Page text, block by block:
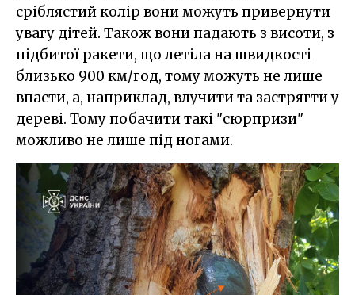
сріблястий колір вони можуть привернути
увагу дітей. Також вони падають з висоти, з
підбитої ракети, що летіла на швидкості
близько 900 км/год, тому можуть не лише
впасти, а, наприклад, влучити та застрягти у
дереві. Тому побачити такі "сюрпризи"
можливо не лише під ногами.